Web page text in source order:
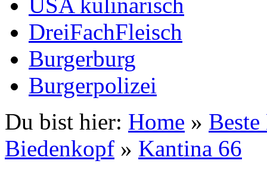
DreiFachFleisch
Burgerburg
Burgerpolizei
Du bist hier: Home »
Biedenkopf » Kantina 66